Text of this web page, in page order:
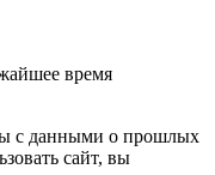
время
с данными о прошлых
сайт, вы